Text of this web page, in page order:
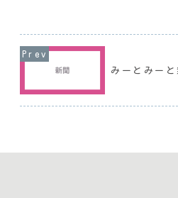
みーとみー